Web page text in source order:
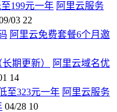
阿里云服务
03 22
阿里云免费套餐6个月邀
阿里云域名优
14
阿里云服务
04/28 10